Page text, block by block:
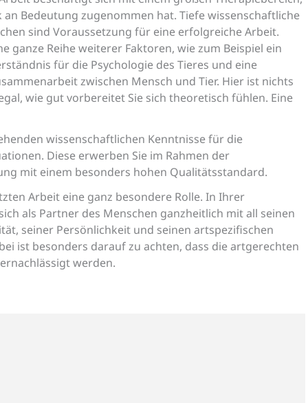
Bedeutung zugenommen hat. Tiefe wissenschaftliche
sind Voraussetzung für eine erfolgreiche Arbeit.
ganze Reihe weiterer Faktoren, wie zum Beispiel ein
für die Psychologie des Tieres und eine
zwischen Mensch und Tier. Hier ist nichts
wie gut vorbereitet Sie sich theoretisch fühlen. Eine
wissenschaftlichen Kenntnisse für die
Diese erwerben Sie im Rahmen der
mit einem besonders hohen Qualitätsstandard.
Arbeit eine ganz besondere Rolle. In Ihrer
als Partner des Menschen ganzheitlich mit all seinen
seiner Persönlichkeit und seinen artspezifischen
ist besonders darauf zu achten, dass die artgerechten
werden.